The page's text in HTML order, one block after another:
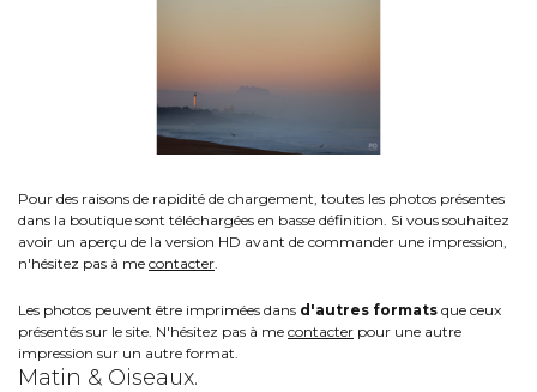
Pour des raisons de rapidité de chargement, toutes les photos présentes
dans la boutique sont téléchargées en basse définition. Si vous souhaitez
avoir un aperçu de la version HD avant de commander une impression,
n'hésitez pas à me contacter
Les photos peuvent être imprimées dans d'autres formats que ceux
présentés sur le site. N'hésitez pas à me contacter pour une autre
impression sur un autre format.
Matin & Oiseaux.